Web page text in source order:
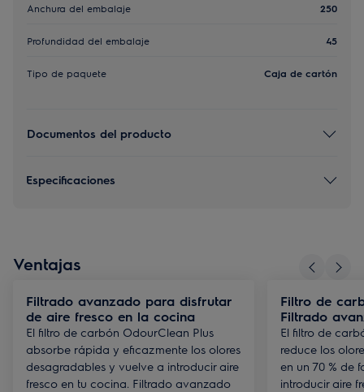
Anchura del embalaje 250
Profundidad del embalaje 45
Tipo de paquete Caja de cartón
Documentos del producto
Especificaciones
Ventajas
Filtrado avanzado para disfrutar
de aire fresco en la cocina
El filtro de carbón OdourClean Plus
absorbe rápida y eficazmente los olores
desagradables y vuelve a introducir aire
fresco en tu cocina. Filtrado avanzado
Filtro de
Filtrado
El filtro de
reduce los
en un 70 % de
introducir aire